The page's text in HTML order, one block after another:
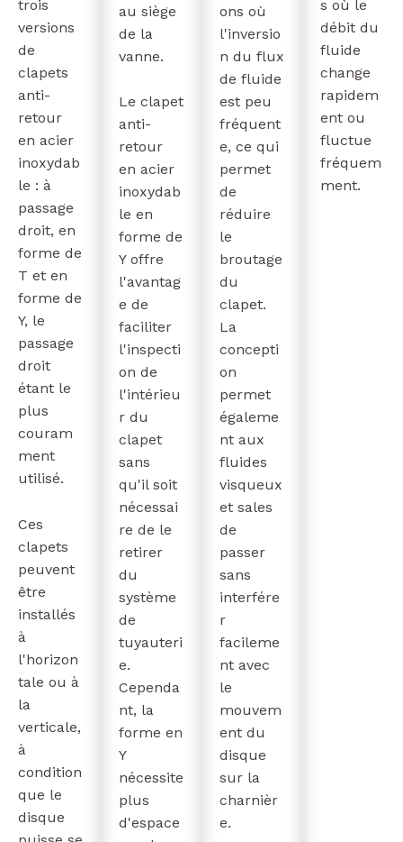
trois
versions
de
clapets
anti-
retour
en acier
inoxydab
le : à
passage
droit, en
forme de
T et en
forme de
Y, le
passage
droit
étant le
plus
couram
ment
utilisé.
Ces
clapets
peuvent
être
installés
à
l'horizon
tale ou à
la
verticale,
à
condition
que le
disque
au siège
de la
vanne.
Le clapet
anti-
retour
en acier
inoxydab
le en
forme de
Y offre
l'avantag
e de
faciliter
l'inspecti
on de
l'intérieu
r du
clapet
sans
qu'il soit
nécessai
re de le
retirer
du
système
de
tuyauteri
e.
Cependa
nt, la
forme en
Y
nécessite
plus
d'espace
ons où
l'inversio
n du flux
de fluide
est peu
fréquent
e, ce qui
permet
de
réduire
le
broutage
du
clapet.
La
concepti
on
permet
égaleme
nt aux
fluides
visqueux
et sales
de
passer
sans
interfére
r
facileme
nt avec
le
mouvem
ent du
disque
sur la
charnièr
e.
s où le
débit du
fluide
change
rapidem
ent ou
fluctue
fréquem
ment.